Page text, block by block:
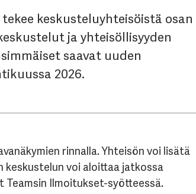
keskusteluyhteisöistä osan
ja yhteisöllisyyden
saavat uuden
2026.
rinnalla. Yhteisön voi lisätä
keskustelun voi aloittaa jatkossa
Teamsin Ilmoitukset-syötteessä.